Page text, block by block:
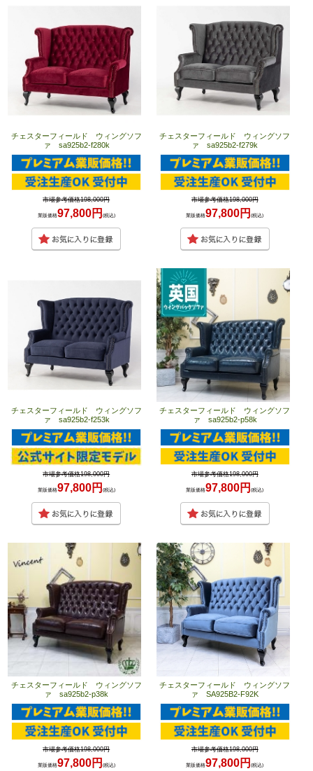
チェスターフィールド ウィングソフ
ァ sa925b2-f280k
市場参考価格198,000円
業販価格97,800円 (税込)
チェスターフィールド ウィングソフ
ァ sa925b2-f279k
市場参考価格198,000円
業販価格97,800円(税込)
チェスターフィールド ウィングソフ
ァ sa925b2-f253k
市場参考価格198,000円
業販価格97,800円 (税込)
チェスターフィールド ウィングソフ
ァ sa925b2-p58k
市場参考価格198,000円
業販価格97,800円(税込)
チェスターフィールド ウィングソフ
ァ sa925b2-p38k
市場参考価格198,000円
業販価格97,800円 (税込)
チェスターフィールド ウィングソフ
ァ SA925B2-F92K
市場参考価格198,000円
業販価格97,800円(税込)